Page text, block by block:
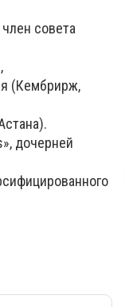
совета
(Кембрирж,
дочерней